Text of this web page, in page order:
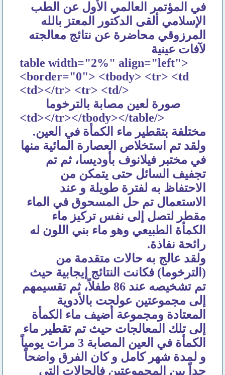
في المؤتمر العالمي الأول عن الطب
الإسلامي ألقى الدكتور المعتز بالله
المرزوقي محاضرة عن نتائج معالجته
لآفات عينية
<table width="2%" align="left"
border="0"> <tbody> <tr> <td>
</td></tr> <tr> <td>
صورة لعين مصابة بالترخوما
</td></tr></tbody></table>
مختلفة بتقطير ماء الكمأة في العين.
ولقد تم استخلاص العصارة المائية منها
في مختبر فيلانوف بأوديسا، ثم تم
تجفيف السائل حتى يتمكن من
الاحتفاظ به لفترة طويلة و عند
الاستعمال تم حل المسحوق في الماء
مقطر لتصل إلى نفس تركيز ماء
الكمأة الطبيعي وهو ماء بني اللون له
رائحة نفاذة.
ولقد عالج به حالات متقدمة من
(الترخوما) فكانت النتائج إيجابية حيث
تم تشخيصه عند 86 طفلاً، ثم تقسيمهم
إلى مجموعتين عولجت بالأدوية
المعتادة ومجموعة أضيف ماء الكمأة
إلى تلك المعالجات حيث تم تقطير ماء
الكمأة في العين المصابة 3 مرات يومياً
و لمدة شهر كامل و كان الفرق واضحاً
جداً بين المجموعتين فالحالات التي